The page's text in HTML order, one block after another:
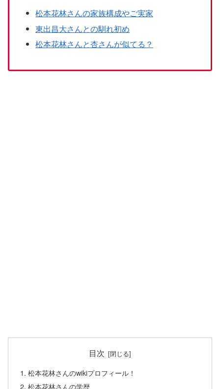
松本花林さんの家族構成やご実家
東出昌大さんとの馴れ初め
松本花林さんと杏さんが似てる？
目次
松本花林さんのwikiプロフィール！
松本花林さんの学歴